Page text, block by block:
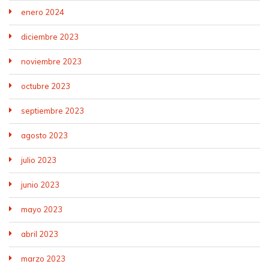
enero 2024
diciembre 2023
noviembre 2023
octubre 2023
septiembre 2023
agosto 2023
julio 2023
junio 2023
mayo 2023
abril 2023
marzo 2023